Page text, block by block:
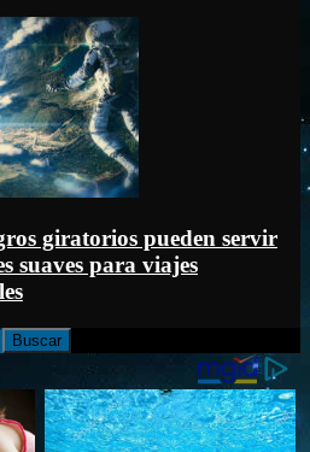
giratorios pueden servir
suaves para viajes